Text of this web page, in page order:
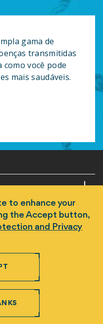
gama de
transmitidas
você pode
mais saudáveis.
to enhance your
the Accept button,
and Privacy